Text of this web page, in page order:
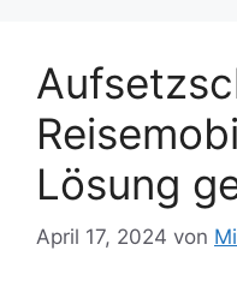
Lösung
April 17, 2024 von